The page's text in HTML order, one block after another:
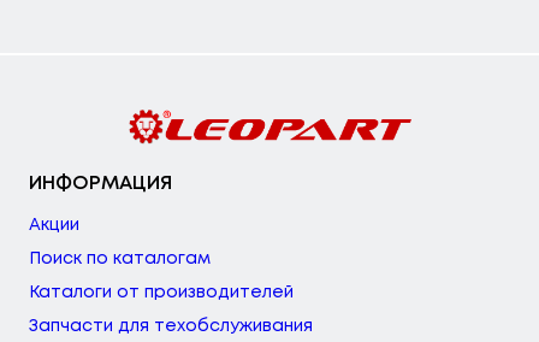
ИНФОРМАЦИЯ
Акции
Поиск по каталогам
Каталоги от производителей
Запчасти для техобслуживания